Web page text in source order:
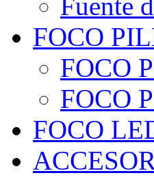
FOCO
FOCO
FOCO
FOCO